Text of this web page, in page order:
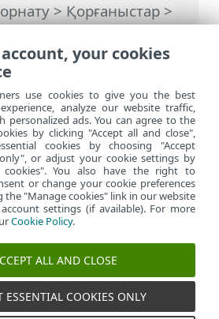
>Қорғаныстар>
клиентін қорғау>
қорғау>
сайтты қарау
your cookies
use cookies to give you the best
analyze our website traffic,
personalized ads. You can agree to the
by clicking "Accept all and close",
cookies by choosing "Accept
or adjust your cookie settings by
cookies". You also have the right to
or change your cookie preferences
the "Manage cookies" link in our website
settings (if available). For more
Cookie Policy.
ALL AND CLOSE
ESSENTIAL COOKIES ONLY